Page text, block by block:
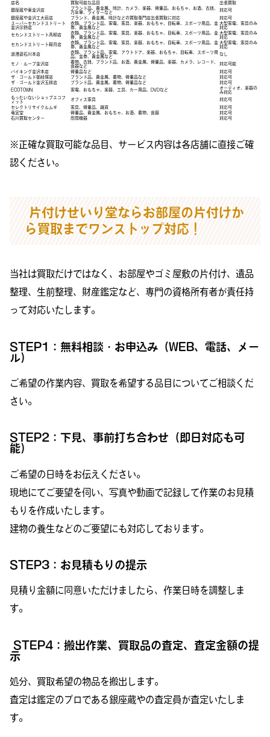
店名 買取可能な品目
出張買取
銀座蔵や東金沢店
ブランド品、貴金属、時計、カメラ、楽器、骨董品、おもちゃ、お酒、古銭、
万年筆、ライターなど
対応可
銀座蔵や金沢工大前店
ブランド、貴金属、時計などの買取専門店出張買取に対応
対応可
スーパーセカンドストリート
金沢示野店
衣類、ブランド品、家電、家具、楽器、おもちゃ、自転車、スポーツ用品、金
券、貴金属など
大型家電、家具のみ
対応
セカンドストリート高柳店
衣類、ブランド品、家電、家具、楽器、おもちゃ、自転車、スポーツ用品、金
券、貴金属など
大型家電、家具のみ
対応
セカンドストリート鞍月店
衣類、ブランド品、家電、家具、楽器、おもちゃ、自転車、スポーツ用品、金
券、貴金属など
大型家電、家具のみ
対応
浪漫遊石川本店
衣類、ブランド品、家電、アウトドア、楽器、おもちゃ、自転車、スポーツ用
品、金券、貴金属など
なし
モノ・ループ金沢店
着物、古銭、ブランド品、お酒、貴金属、骨董品、楽器、カメラ、レコード、
食器など
対応可能
バイキング金沢本店
骨董品など
対応可
ザ・ゴールド御経塚店
ブランド品、貴金属、着物、骨董品など
対応可
ザ・ゴールド金沢玉鉾店
ブランド品、貴金属、着物、骨董品など
対応可
ECOTOWN
家電、おもちゃ、楽器、工具、カー用品、DVDなど
オーディオ、楽器の
み対応
もったいないショップエコフ
ィット
オフィス家具
対応可
セレクトリサイクルムギ
家具、骨董品、雑貨
対応可
竜宮堂
骨董品、貴金属、おもちゃ、お酒、着物、食器
対応可
石川買取センター
厨房機器 対応可
※正確な買取可能な品目、サービス内容は各店舗に直接ご確
認ください。
片付けせいり堂ならお部屋の片付けか
ら買取までワンストップ対応！
当社は買取だけではなく、お部屋やゴミ屋敷の片付け、遺品
整理、生前整理、財産鑑定など、専門の資格所有者が責任持
って対応いたします。
STEP1：無料相談・お申込み（WEB、電話、メー
ル）
ご希望の作業内容、買取を希望する品目についてご相談くだ
さい。
STEP2：下見、事前打ち合わせ（即日対応も可
能）
ご希望の日時をお伝えください。
現地にてご要望を伺い、写真や動画で記録して作業のお見積
もりを作成いたします。
建物の養生などのご要望にも対応しております。
STEP3：お見積もりの提示
見積り金額に同意いただけましたら、作業日時を調整しま
す。
STEP4：搬出作業、買取品の査定、査定金額の提
示
処分、買取希望の物品を搬出します。
査定は鑑定のプロである銀座蔵やの査定員が査定いたしま
す。